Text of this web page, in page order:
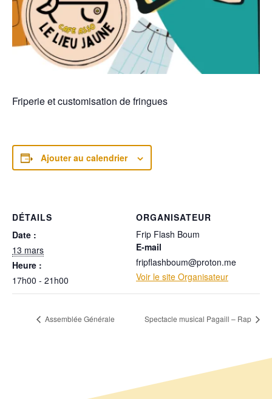
Friperie et customisation de fringues
Ajouter au calendrier
DÉTAILS
Date :
13 mars
Heure :
17h00 - 21h00
ORGANISATEUR
Frip Flash Boum
E-mail
fripflashboum@proton.me
Voir le site Organisateur
Assemblée Générale Spectacle musical Pagaill – Rap